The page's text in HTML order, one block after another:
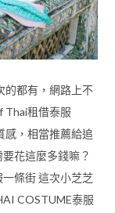
的都有，網路上不
Thai租借泰服
感，相當推薦給追
花這麼多錢嘛？
條街 這次小芝芝
COSTUME泰服